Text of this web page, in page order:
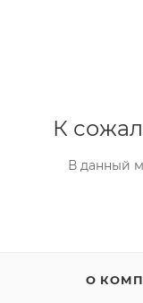
К
В данный
О